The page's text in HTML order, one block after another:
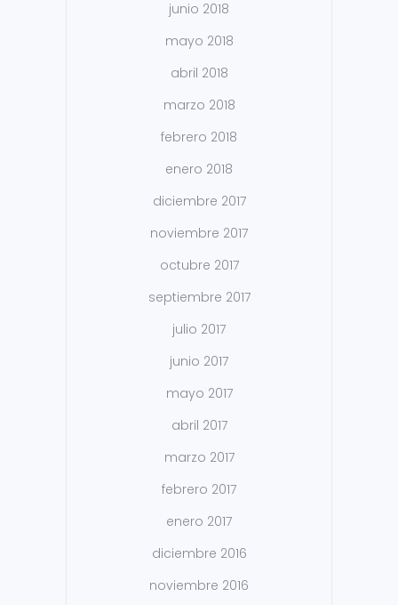
junio 2018
mayo 2018
abril 2018
marzo 2018
febrero 2018
enero 2018
diciembre 2017
noviembre 2017
octubre 2017
septiembre 2017
julio 2017
junio 2017
mayo 2017
abril 2017
marzo 2017
febrero 2017
enero 2017
diciembre 2016
noviembre 2016